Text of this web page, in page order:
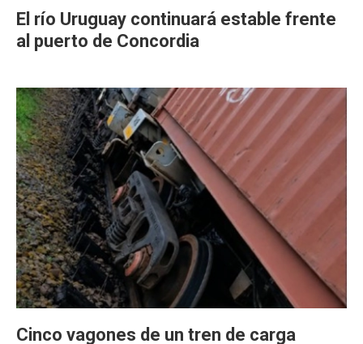
El río Uruguay continuará estable frente
al puerto de Concordia
Cinco vagones de un tren de carga